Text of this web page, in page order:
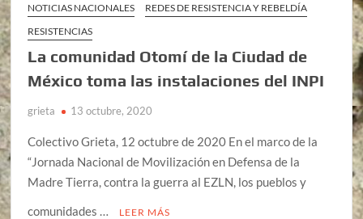
NOTICIAS NACIONALES
REDES DE RESISTENCIA Y REBELDÍA
RESISTENCIAS
La comunidad Otomí de la Ciudad de
México toma las instalaciones del INPI
grieta 13 octubre, 2020
Colectivo Grieta, 12 octubre de 2020 En el marco de la
“Jornada Nacional de Movilización en Defensa de la
Madre Tierra, contra la guerra al EZLN, los pueblos y
comunidades …
LEER MÁS